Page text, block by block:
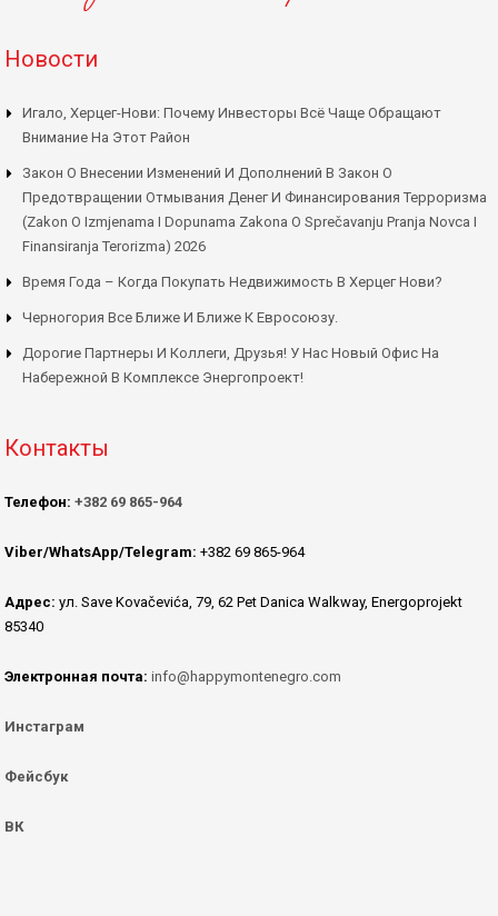
Новости
Игало, Херцег-Нови: Почему Инвесторы Всё Чаще Обращают
Внимание На Этот Район
Закон О Внесении Изменений И Дополнений В Закон О
Предотвращении Отмывания Денег И Финансирования Терроризма
(Zakon O Izmjenama I Dopunama Zakona O Sprečavanju Pranja Novca I
Finansiranja Terorizma) 2026
Время Года – Когда Покупать Недвижимость В Херцег Нови?
Черногория Все Ближе И Ближе К Евросоюзу.
Дорогие Партнеры И Коллеги, Друзья! У Нас Новый Офис На
Набережной В Комплексе Энергопроект!
Контакты
Телефон: +382 69 865-964
Viber/WhatsApp/Telegram: +382 69 865-964
Адрес: ул. Save Kovačevića, 79, 62 Pet Danica Walkway, Energoprojekt
85340
Электронная почта: info@happymontenegro.com
Инстаграм
Фейсбук
ВК